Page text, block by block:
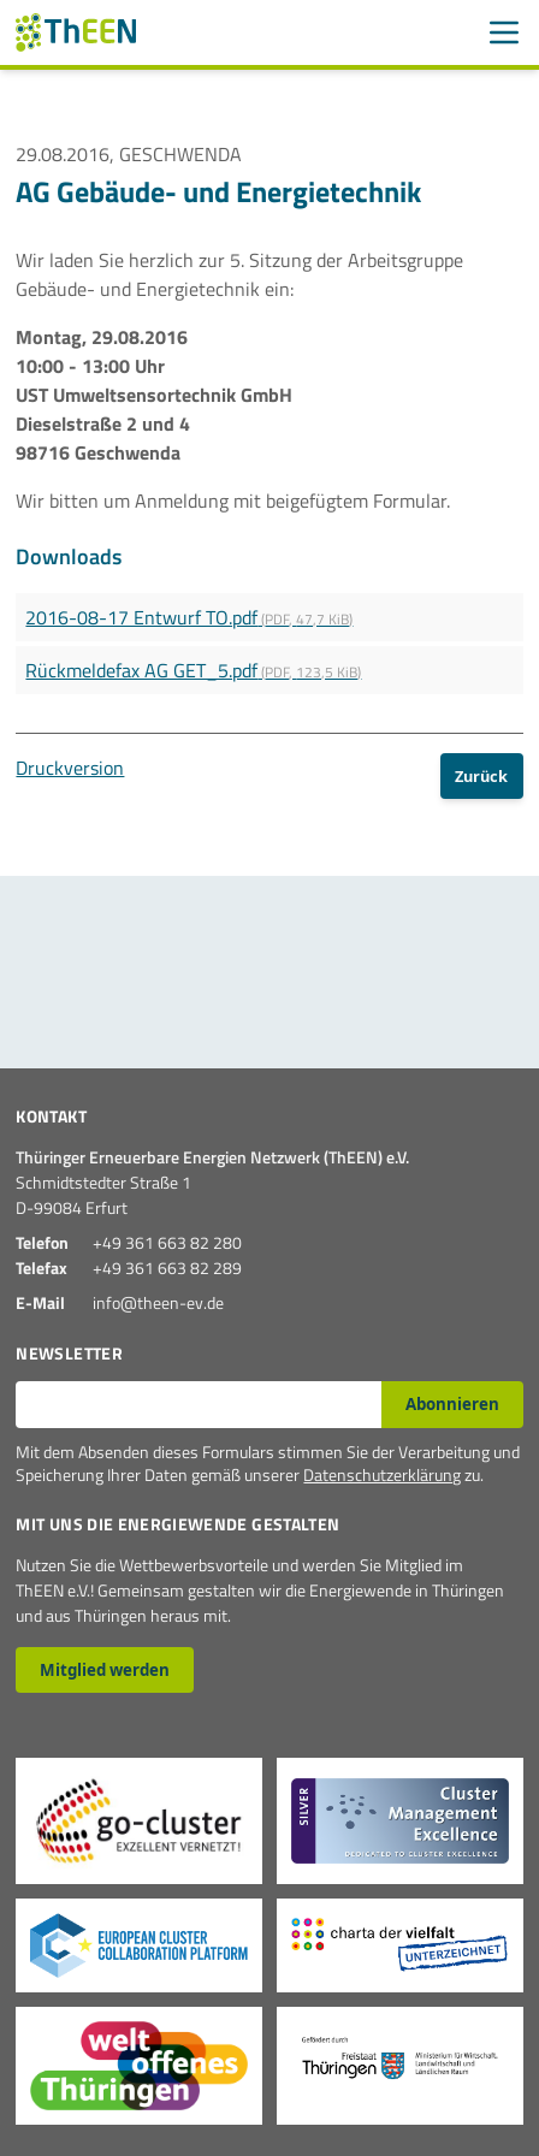
Navigation überspringen
ThEEN
Mitglieder
Aktivitäten
Veranstaltungen
Aktuelle Termine
ThEEN-Innovationsdialog
ThEEN-Talk
Mehr
29.08.2016, GESCHWENDA
AG Gebäude- und Energietechnik
Wir laden Sie herzlich zur 5. Sitzung der Arbeitsgruppe
Gebäude- und Energietechnik ein:
Montag, 29.08.2016
10:00 - 13:00 Uhr
UST Umweltsensortechnik GmbH
Dieselstraße 2 und 4
98716 Geschwenda
Wir bitten um Anmeldung mit beigefügtem Formular.
Downloads
2016-08-17 Entwurf TO.pdf(PDF,47,7 KiB)
Rückmeldefax AG GET_5.pdf(PDF, 123,5 KiB)
Druckversion Zurück
KONTAKT
Thüringer Erneuerbare Energien Netzwerk (ThEEN) e.V.
Schmidtstedter Straße 1
D-99084 Erfurt
Telefon
+49 361 663 82 280
Telefax
+49 361 663 82 289
E-Mail
info@theen-ev.de
NEWSLETTER
E-Mail* Abonnieren
Mit dem Absenden dieses Formulars stimmen Sie der Verarbeitung und
Speicherung Ihrer Daten gemäß unsererDatenschutzerklärungzu.
MIT UNS DIE ENERGIEWENDE GESTALTEN
Nutzen Sie die Wettbewerbsvorteile und werden Sie Mitglied im
ThEEN e.V.! Gemeinsam gestalten wir die Energiewende in Thüringen
und aus Thüringen heraus mit.
Mitglied werden